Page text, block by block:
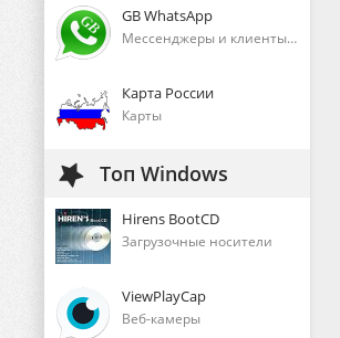
GB WhatsApp
Мессенджеры и клиенты голосового общения
Карта России
Карты
Топ Windows
Hirens BootCD
Загрузочные носители
ViewPlayCap
Веб-камеры